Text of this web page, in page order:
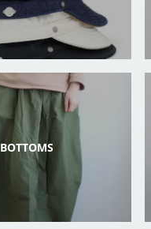
BOTTOMS